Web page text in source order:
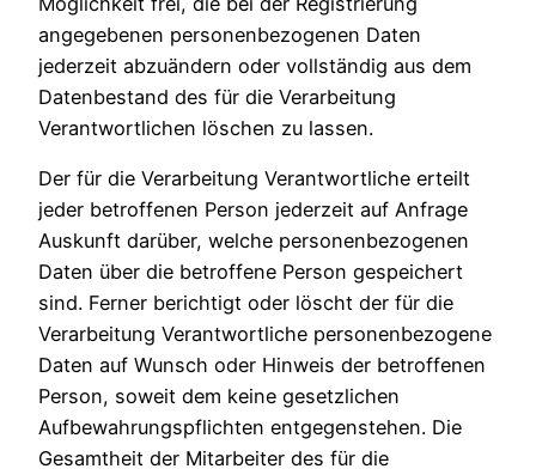
angegebenen personenbezogenen Daten
jederzeit abzuändern oder vollständig aus dem
Datenbestand des für die Verarbeitung
Verantwortlichen löschen zu lassen.
Der für die Verarbeitung Verantwortliche erteilt
jeder betroffenen Person jederzeit auf Anfrage
Auskunft darüber, welche personenbezogenen
Daten über die betroffene Person gespeichert
sind. Ferner berichtigt oder löscht der für die
Verarbeitung Verantwortliche personenbezogene
Daten auf Wunsch oder Hinweis der betroffenen
Person, soweit dem keine gesetzlichen
Aufbewahrungspflichten entgegenstehen. Die
Gesamtheit der Mitarbeiter des für die